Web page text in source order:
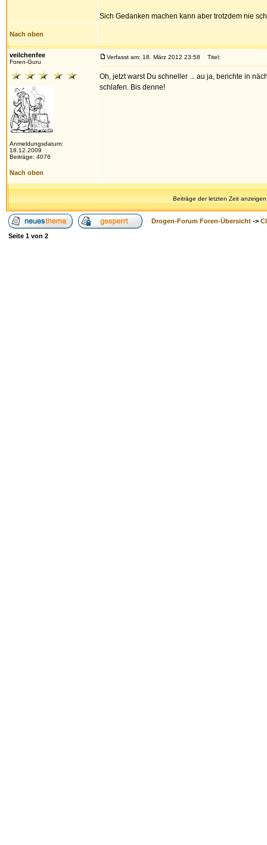
Sich Gedanken machen kann aber trotzdem nie
Nach oben
veilchenfee
Foren-Guru
Anmeldungsdatum:
18.12.2009
Beiträge: 4076
Verfasst am: 18. März 2012 23:58 Titel:
Oh, jetzt warst Du schneller ... au ja, berichte in
schlafen. Bis denne!
Nach oben
Beiträge der letzten Zeit
Drogen-Forum Foren-Übersicht ->
Seite 1 von 2